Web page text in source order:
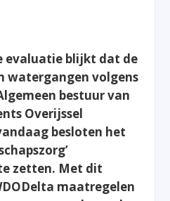
evaluatie blijkt dat de
watergangen volgens
bestuur van
Overijssel
besloten het
zetten. Met dit
maatregelen